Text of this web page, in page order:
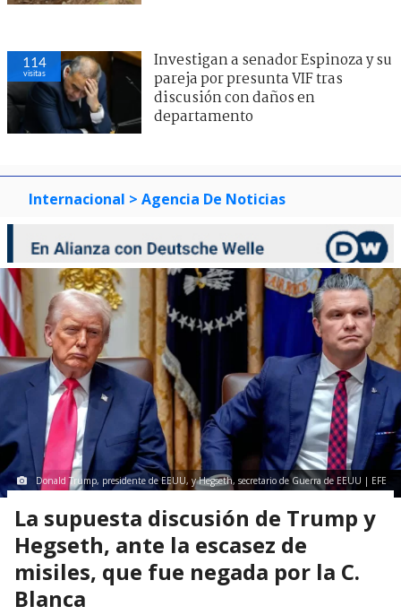
114
visitas
Investigan a senador Espinoza y su
pareja por presunta VIF tras
discusión con daños en
departamento
Internacional > Agencia De Noticias
Donald Trump, presidente de EEUU, y Hegseth, secretario de Guerra de EEUU | EFE
La supuesta discusión de Trump y
Hegseth, ante la escasez de
misiles, que fue negada por la C.
Blanca